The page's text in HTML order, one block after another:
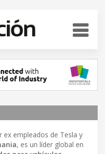
ex empleados de Tesla y
, es un líder global en